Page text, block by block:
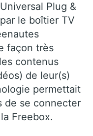
Plug &
le boîtier TV
façon très
contenus
de leur(s)
permettait
de se connecter
Freebox.